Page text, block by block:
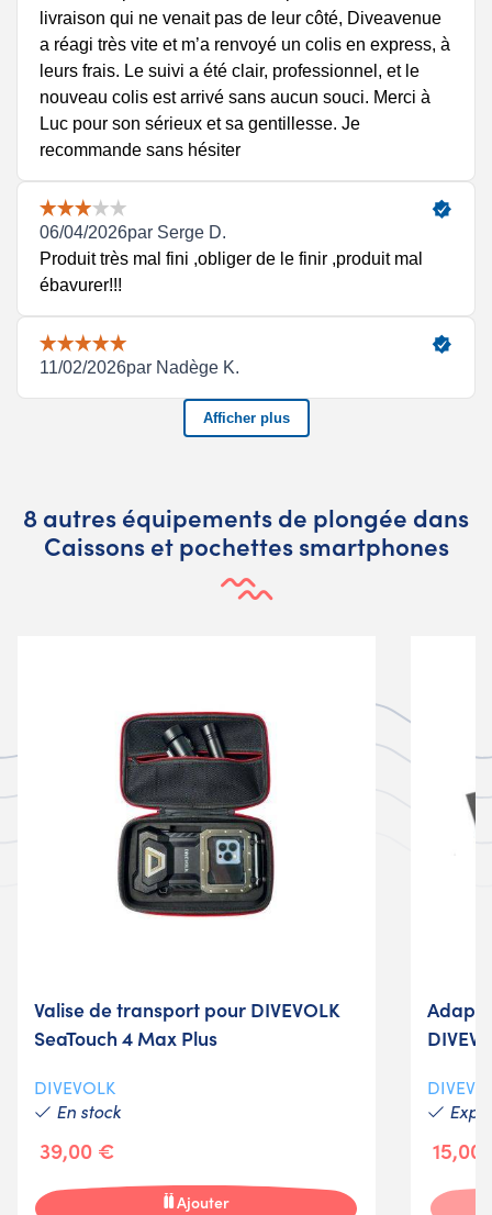
8 autres équipements de plongée dans
Caissons et pochettes smartphones
Valise de transport pour DIVEVOLK
SeaTouch 4 Max Plus
DIVEVOLK
En stock
39,00 €
Ajouter
15,00